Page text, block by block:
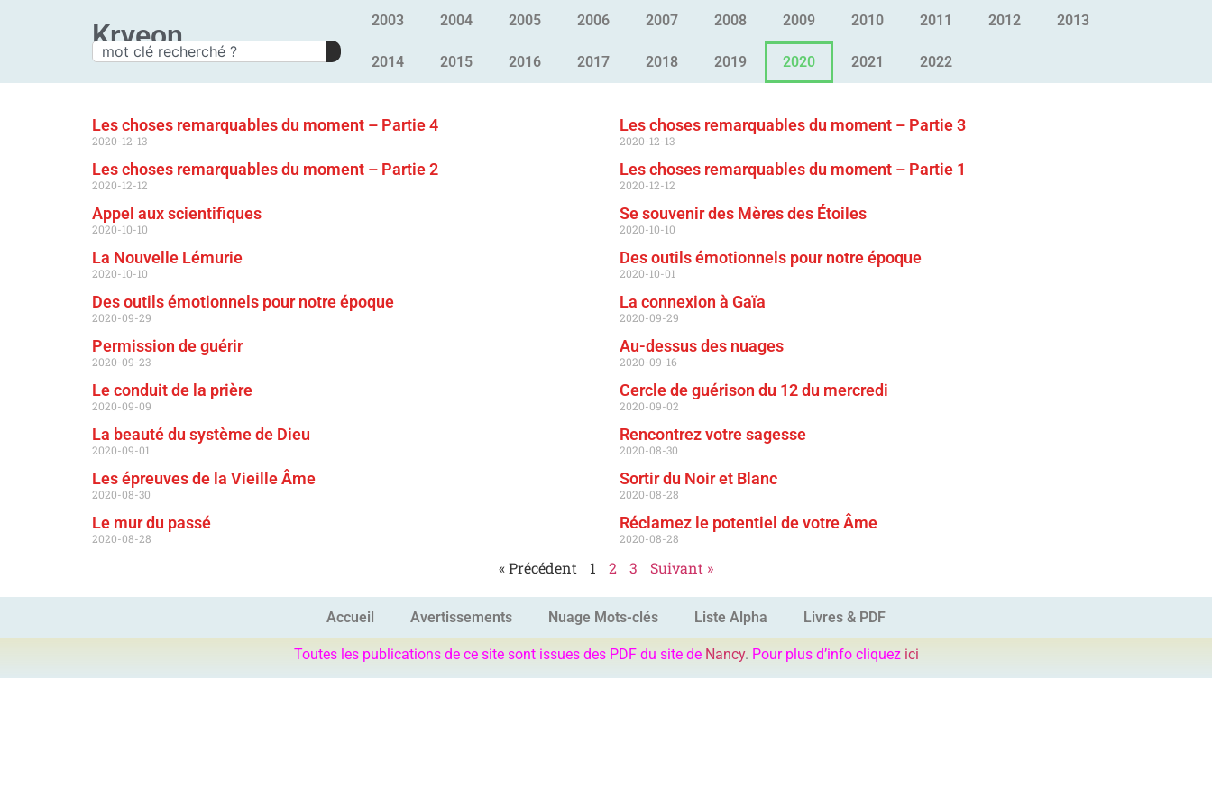
Kryeon 2003 2004 2005 2006 2007 2008 2009 2010 2011 2012 2013
2014 2015 2016 2017 2018 2019 2020 2021 2022
Les choses remarquables du moment – Partie 4
2020-12-13
Les choses remarquables du moment – Partie 3
2020-12-13
Les choses remarquables du moment – Partie 2
2020-12-12
Les choses remarquables du moment – Partie 1
2020-12-12
Appel aux scientifiques
2020-10-10
Se souvenir des Mères des Étoiles
2020-10-10
La Nouvelle Lémurie
2020-10-10
Des outils émotionnels pour notre époque
2020-10-01
Des outils émotionnels pour notre époque
2020-09-29
La connexion à Gaïa
2020-09-29
Permission de guérir
2020-09-23
Au-dessus des nuages
2020-09-16
Le conduit de la prière
2020-09-09
Cercle de guérison du 12 du mercredi
2020-09-02
La beauté du système de Dieu
2020-09-01
Rencontrez votre sagesse
2020-08-30
Les épreuves de la Vieille Âme
2020-08-30
Sortir du Noir et Blanc
2020-08-28
Le mur du passé
2020-08-28
Réclamez le potentiel de votre Âme
2020-08-28
« Précédent 1 2 3 Suivant »
Accueil Avertissements Nuage Mots-clés Liste Alpha Livres & PDF
Toutes les publications de ce site sont issues des PDF du site de Nancy. Pour plus d’info cliquez ici